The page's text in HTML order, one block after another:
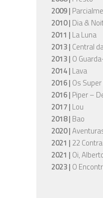
2009 |
2010 | Dia &
2011 | La Luna
2013 | Central
2013 | O
2014 | Lava
2016 | Os
2016 | Piper –
2017 | Lou
2018 | Bao
2020 |
2021 | 22
2021 | Oi,
2023 | O